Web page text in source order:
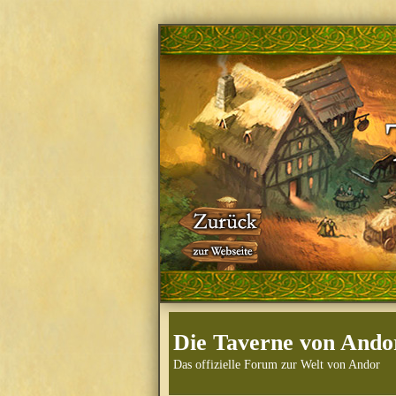
Die Taverne von
Das offizielle Forum zur Welt von Andor